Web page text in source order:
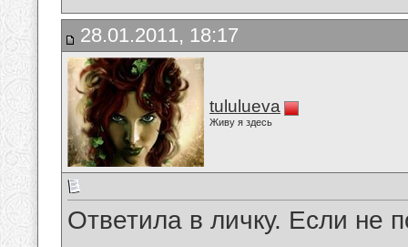
28.01.2011, 18:17
tululueva
Живу я здесь
Ответила в личку. Если не